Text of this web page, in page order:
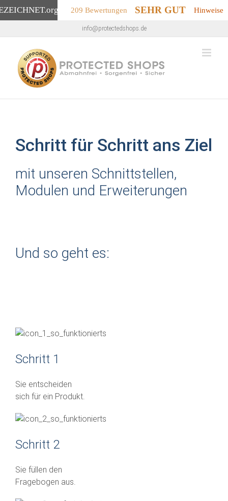
.org 209 Bewertungen SEHR GUT Hinweise
Inhalt
springen
info@protectedshops.de
Schritt für Schritt ans Ziel
mit unseren Schnittstellen,
Modulen und Erweiterungen
Und so geht es:
Schritt 1
Sie entscheiden
sich für ein Produkt.
Schritt 2
Sie füllen den
Fragebogen aus.